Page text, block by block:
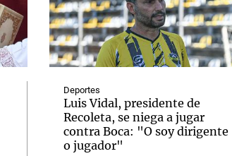
Deportes
Luis Vidal, presidente de
Recoleta, se niega a jugar
contra Boca: "O soy dirigente
o jugador"